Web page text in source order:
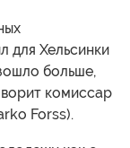
для Хельсинки
больше,
комиссар
Forss).